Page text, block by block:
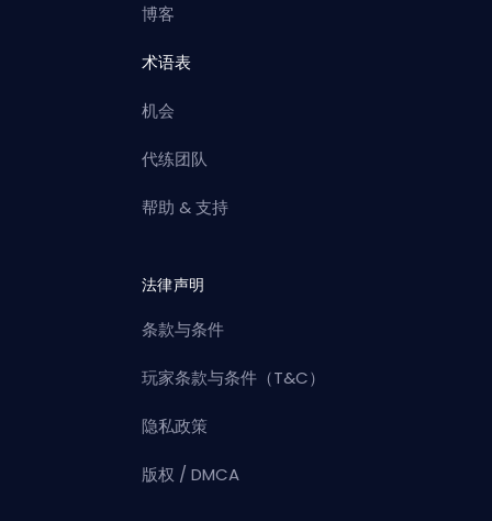
博客
术语表
机会
代练团队
帮助 & 支持
法律声明
条款与条件
玩家条款与条件（T&C）
隐私政策
版权 / DMCA